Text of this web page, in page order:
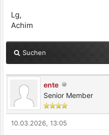
Lg,
Achim
Suchen
ente
Senior Member
10.03.2026, 13:05